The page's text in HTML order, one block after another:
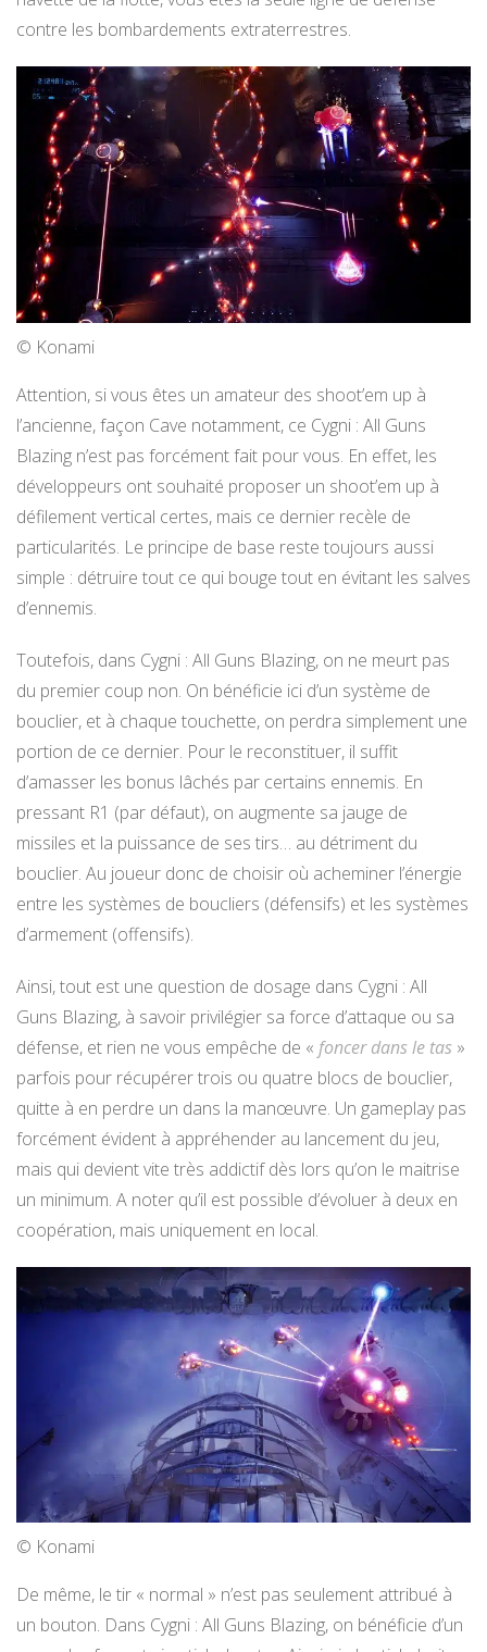
contre les bombardements extraterrestres.
© Konami
Attention, si vous êtes un amateur des shoot’em up à
l’ancienne, façon Cave notamment, ce Cygni : All Guns
Blazing n’est pas forcément fait pour vous. En effet, les
développeurs ont souhaité proposer un shoot’em up à
défilement vertical certes, mais ce dernier recèle de
particularités. Le principe de base reste toujours aussi
simple : détruire tout ce qui bouge tout en évitant les salves
d’ennemis.
Toutefois, dans Cygni : All Guns Blazing, on ne meurt pas
du premier coup non. On bénéficie ici d’un système de
bouclier, et à chaque touchette, on perdra simplement une
portion de ce dernier. Pour le reconstituer, il suffit
d’amasser les bonus lâchés par certains ennemis. En
pressant R1 (par défaut), on augmente sa jauge de
missiles et la puissance de ses tirs… au détriment du
bouclier. Au joueur donc de choisir où acheminer l’énergie
entre les systèmes de boucliers (défensifs) et les systèmes
d’armement (offensifs).
Ainsi, tout est une question de dosage dans Cygni : All
Guns Blazing, à savoir privilégier sa force d’attaque ou sa
défense, et rien ne vous empêche de « foncer dans le tas »
parfois pour récupérer trois ou quatre blocs de bouclier,
quitte à en perdre un dans la manœuvre. Un gameplay pas
forcément évident à appréhender au lancement du jeu,
mais qui devient vite très addictif dès lors qu’on le maitrise
un minimum. A noter qu’il est possible d’évoluer à deux en
coopération, mais uniquement en local.
© Konami
De même, le tir « normal » n’est pas seulement attribué à
un bouton. Dans Cygni : All Guns Blazing, on bénéficie d’un